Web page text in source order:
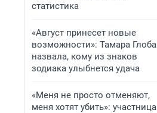
статистика
«Август принесет новые
возможности»: Тамара Глоба
назвала, кому из знаков
зодиака улыбнется удача
«Меня не просто отменяют,
меня хотят убить»: участница